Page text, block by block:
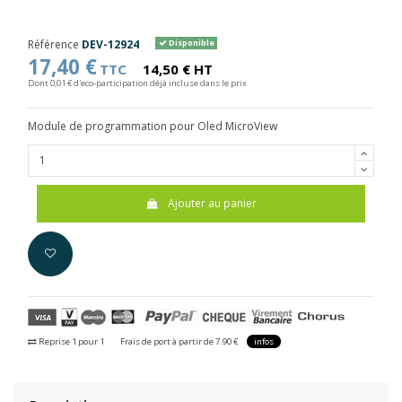
Référence DEV-12924 Disponible
17,40 € TTC 14,50 € HT
Dont 0,01 € d'eco-participation déjà incluse dans le prix
Module de programmation pour Oled MicroView
Ajouter au panier
Reprise 1 pour 1 Frais de port à partir de 7.90 € infos